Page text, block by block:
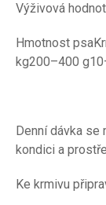
Výživová
Hmotnost
kg200–400
Denní dávka se
kondici a
Ke krmivu